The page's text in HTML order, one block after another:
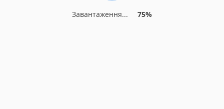
Завантаження... 75%